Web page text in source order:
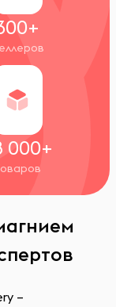
000+
–